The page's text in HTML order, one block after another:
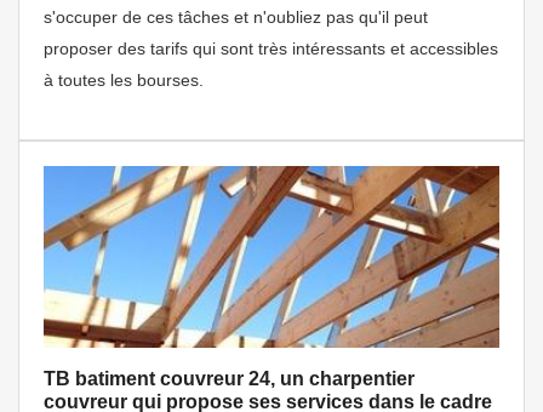
s'occuper de ces tâches et n'oubliez pas qu'il peut
proposer des tarifs qui sont très intéressants et accessibles
à toutes les bourses.
TB batiment couvreur 24, un charpentier
couvreur qui propose ses services dans le cadre